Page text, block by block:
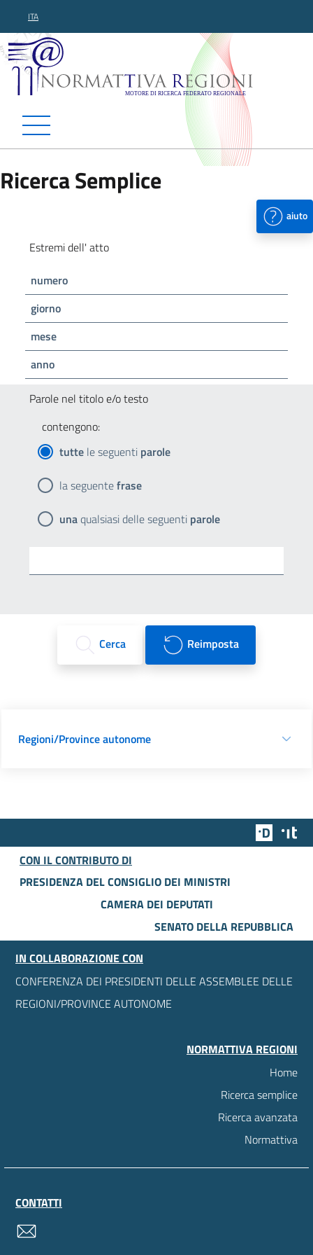
ITA
Normattiva Regioni -
Ricerca Semplice
aiuto
Estremi dell' atto
numero
giorno
mese
anno
Parole nel titolo e/o testo
contengono:
tutte le seguenti parole
la seguentefrase
unaqualsiasi delle seguenti parole
Cerca Reimposta
Regioni/Province autonome
Team
CON IL CONTRIBUTO DI
PRESIDENZA DEL CONSIGLIO DEI MINISTRI
CAMERA DEI DEPUTATI
SENATO DELLA REPUBBLICA
IN COLLABORAZIONE CON
CONFERENZA DEI PRESIDENTI DELLE ASSEMBLEE DELLE
REGIONI/PROVINCE AUTONOME
NORMATTIVA REGIONI
Home
Ricerca semplice
Ricerca avanzata
Normattiva
CONTATTI